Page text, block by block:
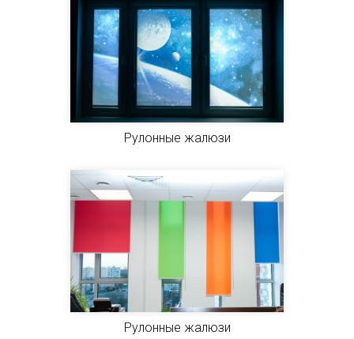
Рулонные жалюзи
Рулонные жалюзи